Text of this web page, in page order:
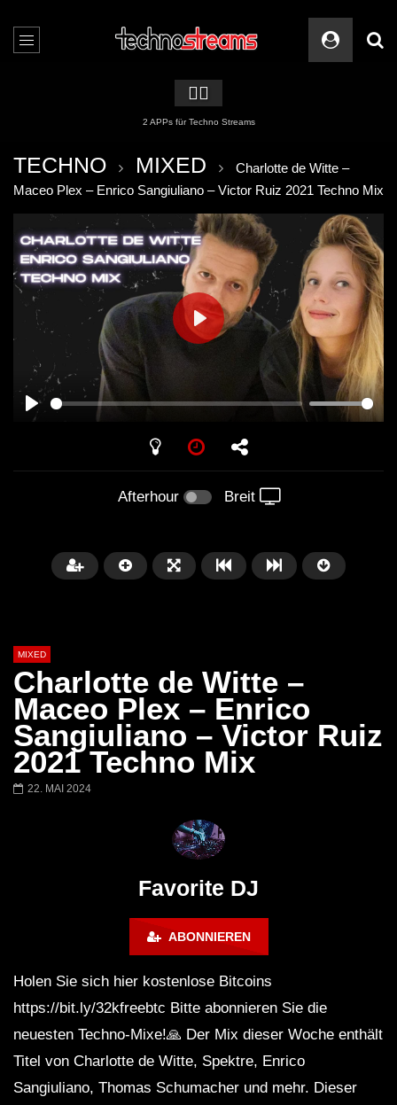
🏳️‍🌈
2 APPs für Techno Streams
TECHNO MIXED
Charlotte de Witte –
Maceo Plex – Enrico Sangiuliano – Victor Ruiz 2021 Techno Mix
PLAY
PLAY
Afterhour Breit
Später
Barbara Lago @ Kappa
FuturFestival 2024
MIXED
Charlotte de Witte –
Maceo Plex – Enrico
Sangiuliano – Victor Ruiz
2021 Techno Mix
22. MAI 2024
Favorite DJ
ABONNIEREN
Holen Sie sich hier kostenlose Bitcoins
https://bit.ly/32kfreebtc Bitte abonnieren Sie die
neuesten Techno-Mixe!🙏 Der Mix dieser Woche enthält
Titel von Charlotte de Witte, Spektre, Enrico
Sangiuliano, Thomas Schumacher und mehr. Dieser